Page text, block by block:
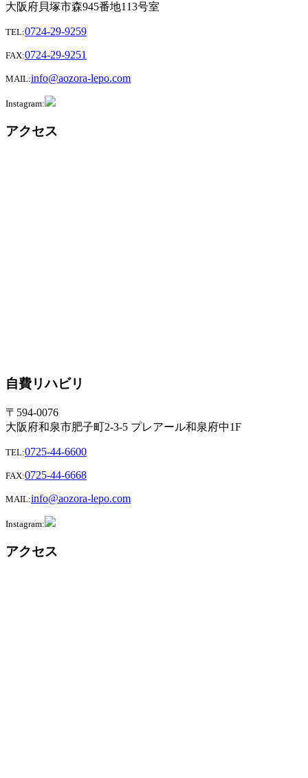
大阪府貝塚市森945番地113号室
TEL:0724-29-9259
FAX:0724-29-9251
MAIL:info@aozora-lepo.com
Instagram:
アクセス
自費リハビリ
〒594-0076
大阪府和泉市肥子町2-3-5 プレアール和泉府中1F
TEL:0725-44-6600
FAX:0725-44-6668
MAIL:info@aozora-lepo.com
Instagram:
アクセス